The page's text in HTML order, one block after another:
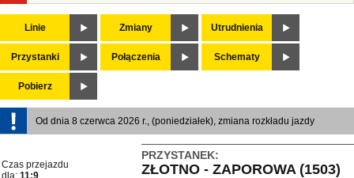
Linie Zmiany Utrudnienia
Przystanki Połączenia Schematy
Pobierz
Od dnia 8 czerwca 2026 r., (poniedziałek), zmiana rozkładu jazdy
PRZYSTANEK:
ZŁOTNO - ZAPOROWA (1503)
Czas przejazdu
dla: 11:9